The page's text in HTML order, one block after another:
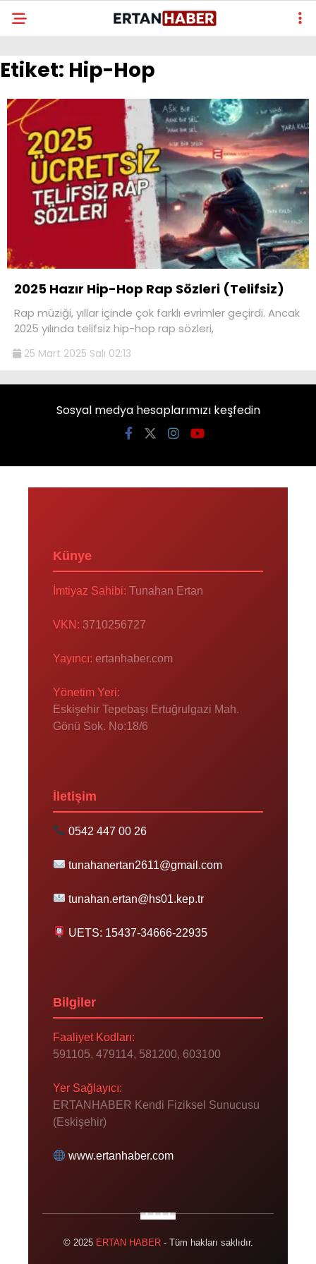
Etiket: Hip-Hop
2025 Hazır Hip-Hop Rap Sözleri (Telifsiz)
Rap müziği, yıllar içinde çok farklı evrimler geçirdi. Ancak
2025 yılında telifsiz hip-hop rap sözleri,
25 Mart 2025 Salı 02:13
Sosyal medya hesaplarımızı keşfedin
Künye
İmtiyaz Sahibi: Tunahan Ertan
VKN: 3710256727
Yayıncı: ertanhaber.com
Yönetim Yeri:
Eskişehir Tepebaşı Ertuğrulgazi Mah.
Gönü Sok. No:18/6
İletişim
0542 447 00 26
tunahanertan2611@gmail.com
tunahan.ertan@hs01.kep.tr
UETS: 15437-34666-22935
Bilgiler
Faaliyet Kodları:
591105, 479114, 581200, 603100
Yer Sağlayıcı:
ERTANHABER Kendi Fiziksel Sunucusu
(Eskişehir)
www.ertanhaber.com
© 2025 ERTAN HABER- Tüm hakları saklıdır.